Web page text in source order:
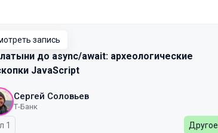
запись
до async/await: археологические
JavaScript
Сергей Соловьев
Т-Банк
1 Другое